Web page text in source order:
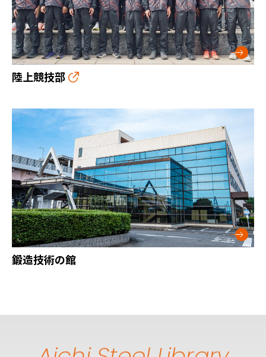
陸上競技部
鍛造技術の館